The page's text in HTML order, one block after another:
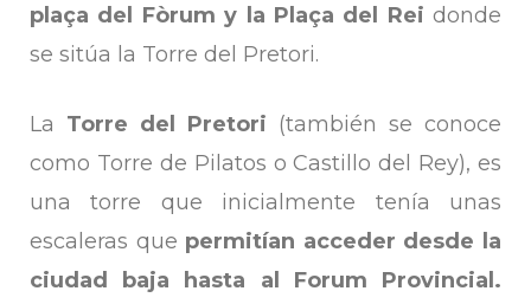
plaça del Fòrum y la Plaça del Rei donde
se sitúa la Torre del Pretori.
La Torre del Pretori (también se conoce
como Torre de Pilatos o Castillo del Rey), es
una torre que inicialmente tenía unas
escaleras que permitían acceder desde la
ciudad baja hasta al Forum Provincial.